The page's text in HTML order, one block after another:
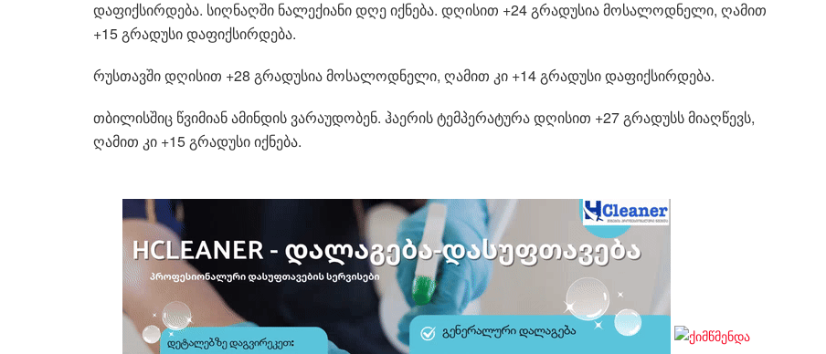
დაფიქსირდება. სიღნაღში ნალექიანი დღე იქნება. დღისით +24 გრადუსია მოსალოდნელი, ღამით
+15 გრადუსი დაფიქსირდება.
რუსთავში დღისით +28 გრადუსია მოსალოდნელი, ღამით კი +14 გრადუსი დაფიქსირდება.
თბილისშიც წვიმიან ამინდის ვარაუდობენ. ჰაერის ტემპერატურა დღისით +27 გრადუსს მიაღწევს,
ღამით კი +15 გრადუსი იქნება.